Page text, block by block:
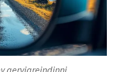
gervigreindinni